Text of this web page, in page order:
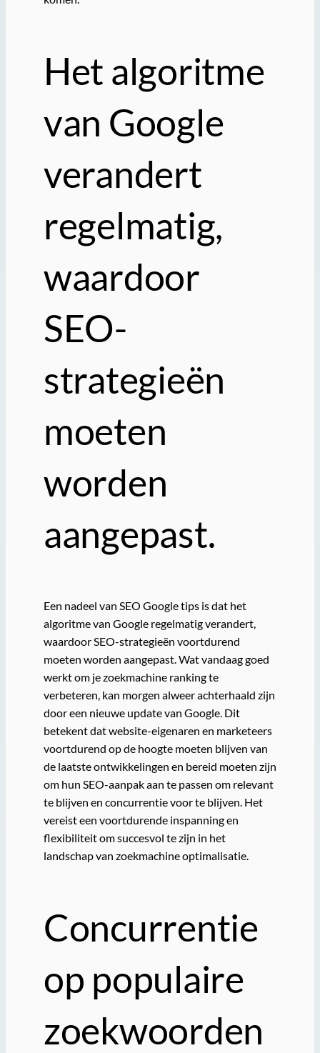
Het algoritme
van Google
verandert
regelmatig,
waardoor
SEO-
strategieën
moeten
worden
aangepast.
Een nadeel van SEO Google tips is dat het
algoritme van Google regelmatig verandert,
waardoor SEO-strategieën voortdurend
moeten worden aangepast. Wat vandaag goed
werkt om je zoekmachine ranking te
verbeteren, kan morgen alweer achterhaald zijn
door een nieuwe update van Google. Dit
betekent dat website-eigenaren en marketeers
voortdurend op de hoogte moeten blijven van
de laatste ontwikkelingen en bereid moeten zijn
om hun SEO-aanpak aan te passen om relevant
te blijven en concurrentie voor te blijven. Het
vereist een voortdurende inspanning en
flexibiliteit om succesvol te zijn in het
landschap van zoekmachine optimalisatie.
Concurrentie
op populaire
zoekwoorden